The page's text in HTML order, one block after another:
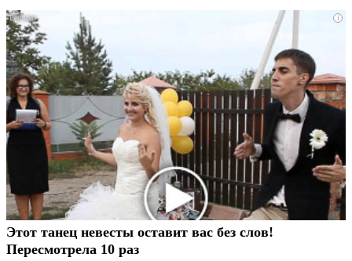
i
Этот танец невесты оставит вас без слов!
Пересмотрела 10 раз